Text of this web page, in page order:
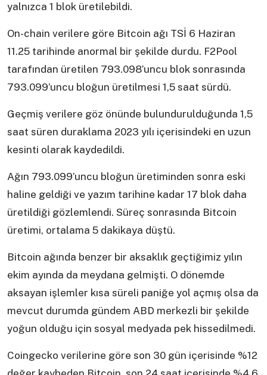
yalnızca 1 blok üretilebildi.
On-chain verilere göre Bitcoin ağı TSİ 6 Haziran
11.25 tarihinde anormal bir şekilde durdu. F2Pool
tarafından üretilen 793.098’uncu blok sonrasında
793.099’uncu bloğun üretilmesi 1,5 saat sürdü.
Geçmiş verilere göz önünde bulundurulduğunda 1,5
saat süren duraklama 2023 yılı içerisindeki en uzun
kesinti olarak kaydedildi.
Ağın 793.099’uncu bloğun üretiminden sonra eski
haline geldiği ve yazım tarihine kadar 17 blok daha
üretildiği gözlemlendi. Süreç sonrasında Bitcoin
üretimi, ortalama 5 dakikaya düştü.
Bitcoin ağında benzer bir aksaklık geçtiğimiz yılın
ekim ayında da meydana gelmişti. O dönemde
aksayan işlemler kısa süreli paniğe yol açmış olsa da
mevcut durumda gündem ABD merkezli bir şekilde
yoğun olduğu için sosyal medyada pek hissedilmedi.
Coingecko verilerine göre son 30 gün içerisinde %12